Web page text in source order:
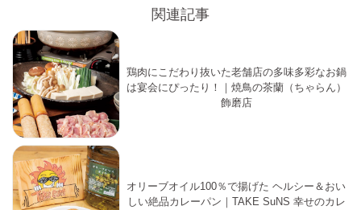
関連記事
鶏肉にこだわり抜いた老舗店の多味多彩なお鍋
は宴会にぴったり！｜焼鳥の茶蘭（ちゃらん）
飾磨店
オリーブオイル100％で揚げた ヘルシー＆おい
しい絶品カレーパン｜TAKE SuNS 幸せのカレ